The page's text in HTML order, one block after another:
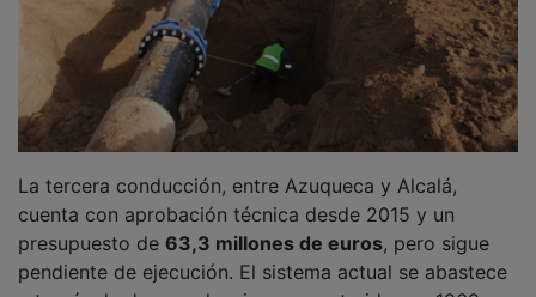
cuenta con aprobación técnica desde 2015 y un
presupuesto de63,3 millones de euros, pero sigue
pendiente de ejecución. El sistema actual se abastece
a través de dos conducciones construidas en 1969 y